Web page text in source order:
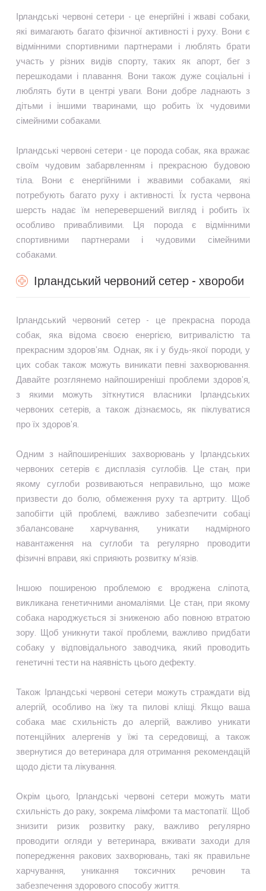
Ірландські червоні сетери - це енергійні і жваві собаки,
які вимагають багато фізичної активності і руху. Вони є
відмінними спортивними партнерами і люблять брати
участь у різних видів спорту, таких як апорт, бег з
перешкодами і плавання. Вони також дуже соціальні і
люблять бути в центрі уваги. Вони добре ладнають з
дітьми і іншими тваринами, що робить їх чудовими
сімейними собаками.
Ірландські червоні сетери - це порода собак, яка вражає
своїм чудовим забарвленням і прекрасною будовою
тіла. Вони є енергійними і жвавими собаками, які
потребують багато руху і активності. Їх густа червона
шерсть надає їм неперевершений вигляд і робить їх
особливо привабливими. Ця порода є відмінними
спортивними партнерами і чудовими сімейними
собаками.
Ірландський червоний сетер - хвороби
Ірландський червоний сетер - це прекрасна порода
собак, яка відома своєю енергією, витривалістю та
прекрасним здоров'ям. Однак, як і у будь-якої породи, у
цих собак також можуть виникати певні захворювання.
Давайте розглянемо найпоширеніші проблеми здоров'я,
з якими можуть зіткнутися власники Ірландських
червоних сетерів, а також дізнаємось, як піклуватися
про їх здоров'я.
Одним з найпоширеніших захворювань у Ірландських
червоних сетерів є дисплазія суглобів. Це стан, при
якому суглоби розвиваються неправильно, що може
призвести до болю, обмеження руху та артриту. Щоб
запобігти цій проблемі, важливо забезпечити собаці
збалансоване харчування, уникати надмірного
навантаження на суглоби та регулярно проводити
фізичні вправи, які сприяють розвитку м'язів.
Іншою поширеною проблемою є вроджена сліпота,
викликана генетичними аномаліями. Це стан, при якому
собака народжується зі зниженою або повною втратою
зору. Щоб уникнути такої проблеми, важливо придбати
собаку у відповідального заводчика, який проводить
генетичні тести на наявність цього дефекту.
Також Ірландські червоні сетери можуть страждати від
алергій, особливо на їжу та пилові кліщі. Якщо ваша
собака має схильність до алергій, важливо уникати
потенційних алергенів у їжі та середовищі, а також
звернутися до ветеринара для отримання рекомендацій
щодо дієти та лікування.
Окрім цього, Ірландські червоні сетери можуть мати
схильність до раку, зокрема лімфоми та мастопатії. Щоб
знизити ризик розвитку раку, важливо регулярно
проводити огляди у ветеринара, вживати заходи для
попередження ракових захворювань, такі як правильне
харчування, уникання токсичних речовин та
забезпечення здорового способу життя.